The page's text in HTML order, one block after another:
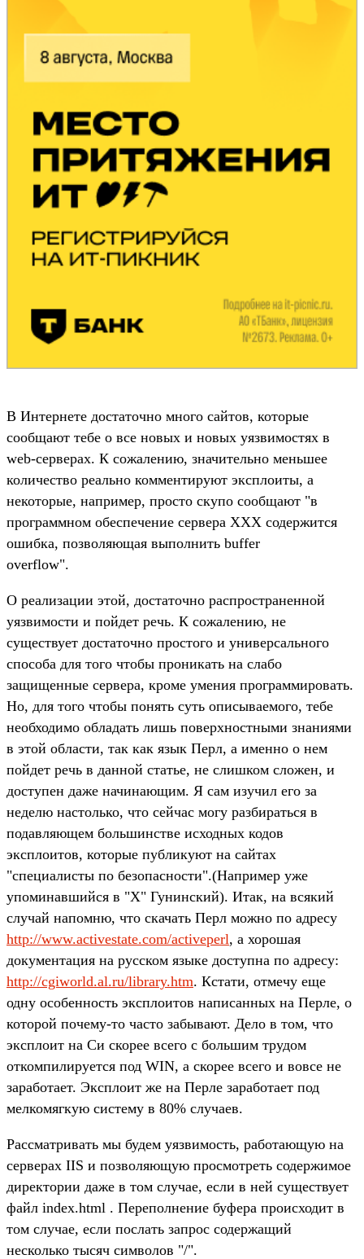
В Интернете достаточно много сайтов, которые
сообщают тебе о все новых и новых уязвимостях в
web-серверах. К сожалению, значительно меньшее
количество реально комментируют эксплоиты, а
некоторые, например, просто скупо сообщают "в
программном обеспечение сервера XXX содержится
ошибка, позволяющая выполнить buffer
overflow".
О реализации этой, достаточно распространенной
уязвимости и пойдет речь. К сожалению, не
существует достаточно простого и универсального
способа для того чтобы проникать на слабо
защищенные сервера, кроме умения программировать.
Но, для того чтобы понять суть описываемого, тебе
необходимо обладать лишь поверхностными знаниями
в этой области, так как язык Перл, а именно о нем
пойдет речь в данной статье, не слишком сложен, и
доступен даже начинающим. Я сам изучил его за
неделю настолько, что сейчас могу разбираться в
подавляющем большинстве исходных кодов
эксплоитов, которые публикуют на сайтах
"специалисты по безопасности".(Например уже
упоминавшийся в "Х" Гунинский). Итак, на всякий
случай напомню, что скачать Перл можно по адресу
http://www.activestate.com/activeperl, а хорошая
документация на русском языке доступна по адресу:
http://cgiworld.al.ru/library.htm. Кстати, отмечу еще
одну особенность эксплоитов написанных на Перле, о
которой почему-то часто забывают. Дело в том, что
эксплоит на Си скорее всего с большим трудом
откомпилируется под WIN, а скорее всего и вовсе не
заработает. Эксплоит же на Перле заработает под
мелкомягкую систему в 80% случаев.
Рассматривать мы будем уязвимость, работающую на
серверах IIS и позволяющую просмотреть содержимое
директории даже в том случае, если в ней существует
файл index.html . Переполнение буфера происходит в
том случае, если послать запрос содержащий
несколько тысяч символов "/".